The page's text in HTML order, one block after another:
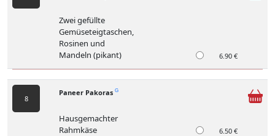
Zwei gefüllte
Gemüseteigtaschen,
Rosinen und
Mandeln (pikant)
6.90 €
8
Paneer Pakoras G
Hausgemachter
Rahmkäse
6.50 €